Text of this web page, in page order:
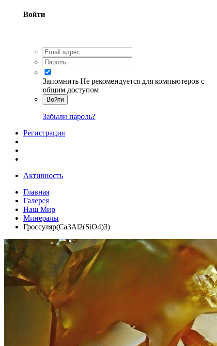
Войти
Запомнить Не рекомендуется для компьютеров с
общим доступом
Войти
Забыли пароль?
Регистрация
Активность
Главная
Галерея
Наш Мир
Минералы
Гроссуляр(Ca3Al2(SiO4)3)